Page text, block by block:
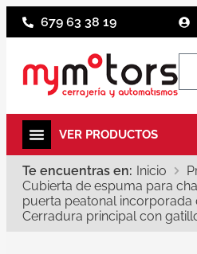
679 63 38 19
Te encuentras en: Inicio
Cubierta de espuma para
puerta peatonal incorporada
Cerradura principal con